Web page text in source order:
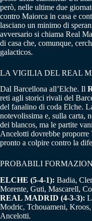
però, nelle ultime due
contro Maiorca in casa e
lasciano un minimo di
avversario si chiama Real
di casa che, comunque,
galacticos.
LA VIGILIA DEL REAL
Dal Barcellona all’Elche. Il
reti agli storici rivali del
del fanalino di coda Elche.
notevolissima e, sulla carta,
dei blancos, ma le partite
Ancelotti dovrebbe proporre
pronto a colpire contro la
PROBABILI
ELCHE (5-4-1): Badia,
Morente, Guti, Mascarell,
REAL MADRID (4-3-3):
Modric, Tchouameni,
Ancelotti.